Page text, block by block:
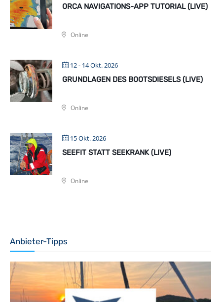
ORCA NAVIGATIONS-APP TUTORIAL (LIVE)
Online
12 - 14 Okt. 2026
GRUNDLAGEN DES BOOTSDIESELS (LIVE)
Online
15 Okt. 2026
SEEFIT STATT SEEKRANK (LIVE)
Online
Anbieter-Tipps